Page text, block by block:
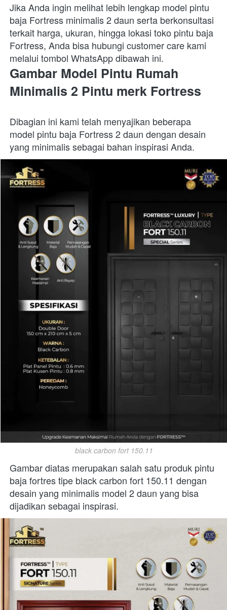
Jika Anda ingin melihat lebih lengkap model pintu
baja Fortress minimalis 2 daun serta berkonsultasi
terkait harga, ukuran, hingga lokasi toko pintu baja
Fortress, Anda bisa hubungi customer care kami
melalui tombol WhatsApp dibawah ini.
Gambar Model Pintu Rumah
Minimalis 2 Pintu merk Fortress
Dibagian ini kami telah menyajikan beberapa
model pintu baja Fortress 2 daun dengan desain
yang minimalis sebagai bahan inspirasi Anda.
black carbon fort 150.11
Gambar diatas merupakan salah satu produk pintu
baja fortres tipe black carbon fort 150.11 dengan
desain yang minimalis model 2 daun yang bisa
dijadikan sebagai inspirasi.